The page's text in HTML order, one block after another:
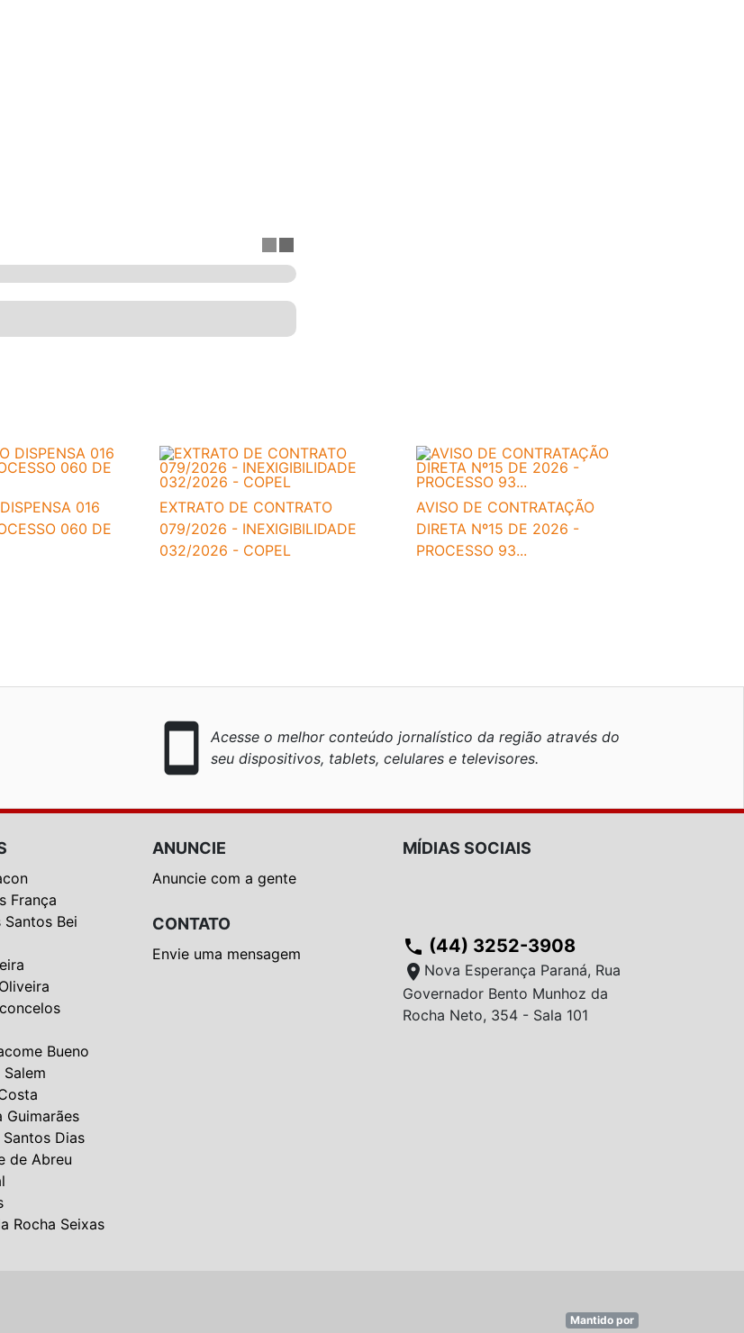
016
060 DE
EXTRATO DE CONTRATO
079/2026 - INEXIGIBILIDADE
032/2026 - COPEL
AVISO DE CONTRATAÇÃO
DIRETA Nº15 DE 2026 -
PROCESSO 93...
smartphone
Acesse o melhor conteúdo jornalístico da região através do
seu dispositivos, tablets, celulares e televisores.
França
Bei
Bueno
Guimarães
Dias
de Abreu
Rocha Seixas
ANUNCIE
Anuncie com a gente
CONTATO
Envie uma mensagem
MÍDIAS SOCIAIS
phone (44) 3252-3908
location_on Nova Esperança Paraná, Rua
Governador Bento Munhoz da
Rocha Neto, 354 - Sala 101
Mantido por